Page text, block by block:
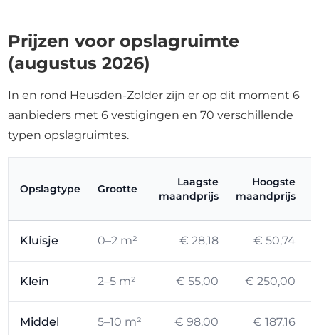
Prijzen voor opslagruimte
(augustus 2026)
In en rond Heusden-Zolder zijn er op dit moment 6
aanbieders met 6 vestigingen en 70 verschillende
typen opslagruimtes.
Opslagtype Grootte
Laagste
maandprijs
Hoogste
maandprijs
Kluisje 0–2 m² € 28,18 € 50,74
Klein 2–5 m² € 55,00 € 250,00
Middel 5–10 m² € 98,00 € 187,16